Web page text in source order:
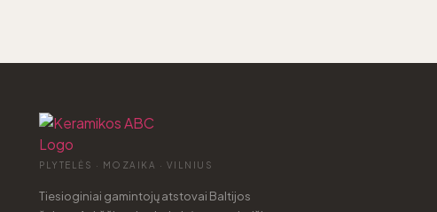
PLYTELĖS · MOZAIKA · VILNIUS
Tiesioginiai gamintojų atstovai Baltijos